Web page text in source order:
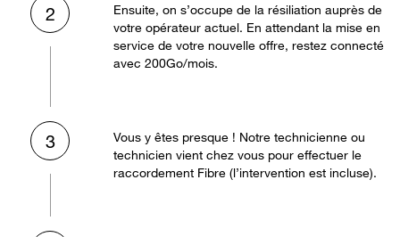
2
Ensuite, on s’occupe de la résiliation auprès de
votre opérateur actuel. En attendant la mise en
service de votre nouvelle offre, restez connecté
avec 200Go/mois.
3
Vous y êtes presque ! Notre technicienne ou
technicien vient chez vous pour effectuer le
raccordement Fibre (l’intervention est incluse).